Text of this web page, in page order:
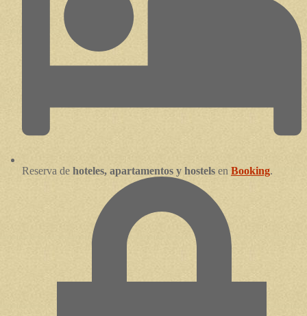
Reserva de hoteles, apartamentos y hostels en Booking.